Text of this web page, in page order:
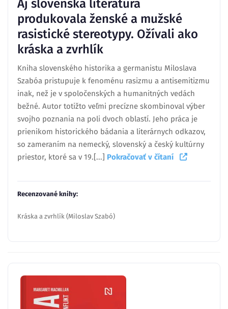
Aj slovenská literatúra
produkovala ženské a mužské
rasistické stereotypy. Ožívali ako
kráska a zvrhlík
Kniha slovenského historika a germanistu Miloslava
Szabóa pristupuje k fenoménu rasizmu a antisemitizmu
inak, než je v spoločenských a humanitných vedách
bežné. Autor totižto veľmi precízne skombinoval výber
svojho poznania na poli dvoch oblastí. Jeho práca je
prienikom historického bádania a literárnych odkazov,
so zameraním na nemecký, slovenský a český kultúrny
priestor, ktoré sa v 19.[...] Pokračovať v čítaní
Recenzované knihy:
Kráska a zvrhlík (Miloslav Szabó)